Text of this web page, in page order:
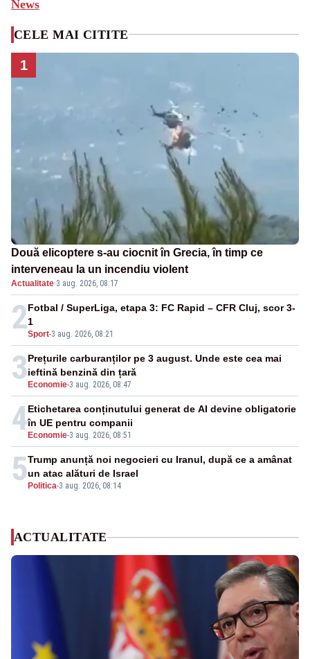
News
CELE MAI CITITE
1
Două elicoptere s-au ciocnit în Grecia, în timp ce
interveneau la un incendiu violent
Actualitate·3 aug. 2026, 08:17
2Sport-3 aug. 2026, 08:21
Fotbal / SuperLiga, etapa 3: FC Rapid – CFR Cluj, scor 3-
1
3 Economie-3 aug. 2026, 08:47
Prețurile carburanților pe 3 august. Unde este cea mai
ieftină benzină din țară
4 Economie-3 aug. 2026, 08:51
Etichetarea conținutului generat de AI devine obligatorie
în UE pentru companii
5 Politica-3 aug. 2026, 08:14
Trump anunță noi negocieri cu Iranul, după ce a amânat
un atac alături de Israel
ACTUALITATE